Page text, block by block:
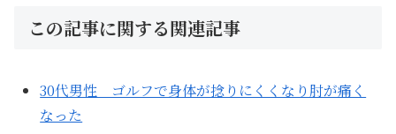
この記事に関する関連記事
30代男性 ゴルフで身体が捻りにくくなり肘が痛く
なった